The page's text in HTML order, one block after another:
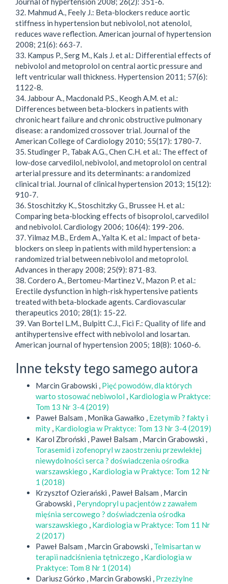
32. Mahmud A., Feely J.: Beta-blockers reduce aortic
stiffness in hypertension but nebivolol, not atenolol,
reduces wave reflection. American journal of hypertension
2008; 21(6): 663-7.
33. Kampus P., Serg M., Kals J. et al.: Differential effects of
nebivolol and metoprolol on central aortic pressure and
left ventricular wall thickness. Hypertension 2011; 57(6):
1122-8.
34. Jabbour A., Macdonald P.S., Keogh A.M. et al.:
Differences between beta-blockers in patients with
chronic heart failure and chronic obstructive pulmonary
disease: a randomized crossover trial. Journal of the
American College of Cardiology 2010; 55(17): 1780-7.
35. Studinger P., Tabak A.G., Chen C.H. et al.: The effect of
low-dose carvedilol, nebivolol, and metoprolol on central
arterial pressure and its determinants: a randomized
clinical trial. Journal of clinical hypertension 2013; 15(12):
910-7.
36. Stoschitzky K., Stoschitzky G., Brussee H. et al.:
Comparing beta-blocking effects of bisoprolol, carvedilol
and nebivolol. Cardiology 2006; 106(4): 199-206.
37. Yilmaz M.B., Erdem A., Yalta K. et al.: Impact of beta-
blockers on sleep in patients with mild hypertension: a
randomized trial between nebivolol and metoprolol.
Advances in therapy 2008; 25(9): 871-83.
38. Cordero A., Bertomeu-Martinez V., Mazon P. et al.:
Erectile dysfunction in high-risk hypertensive patients
treated with beta-blockade agents. Cardiovascular
therapeutics 2010; 28(1): 15-22.
39. Van Bortel L.M., Bulpitt C.J., Fici F.: Quality of life and
antihypertensive effect with nebivolol and losartan.
American journal of hypertension 2005; 18(8): 1060-6.
Inne teksty tego samego autora
Marcin Grabowski , Pięć powodów, dla których
warto stosować nebiwolol , Kardiologia w Praktyce:
Tom 13 Nr 3-4 (2019)
Paweł Balsam , Monika Gawałko , Ezetymib ? fakty i
mity , Kardiologia w Praktyce: Tom 13 Nr 3-4 (2019)
Karol Zbroński , Paweł Balsam , Marcin Grabowski ,
Torasemid i zofenopryl w zaostrzeniu przewlekłej
niewydolności serca ? doświadczenia ośrodka
warszawskiego , Kardiologia w Praktyce: Tom 12 Nr
1 (2018)
Krzysztof Ozierański , Paweł Balsam , Marcin
Grabowski , Peryndopryl u pacjentów z zawałem
mięśnia sercowego ? doświadczenia ośrodka
warszawskiego , Kardiologia w Praktyce: Tom 11 Nr
2 (2017)
Paweł Balsam , Marcin Grabowski , Telmisartan w
terapii nadciśnienia tętniczego , Kardiologia w
Praktyce: Tom 8 Nr 1 (2014)
Dariusz Górko , Marcin Grabowski , Przezżylne